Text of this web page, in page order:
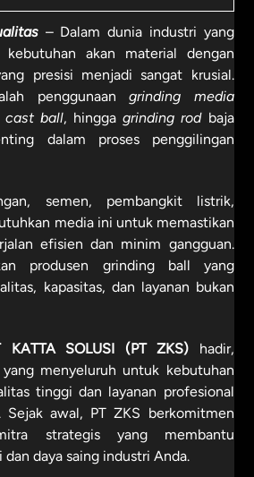
– Dalam dunia industri yang
kebutuhan akan material dengan
presisi menjadi sangat krusial.
penggunaangrinding media
cast ball, hinggagrinding rodbaja
dalam proses penggilingan
semen, pembangkit listrik,
media ini untuk memastikan
efisien dan minim gangguan.
produsen grinding ball yang
kapasitas, dan layanan bukan
KATTA SOLUSI (PT ZKS) hadir,
menyeluruh untuk kebutuhan
tinggi dan layanan profesional
Sejak awal, PT ZKS berkomitmen
strategis yang membantu
daya saing industri Anda.